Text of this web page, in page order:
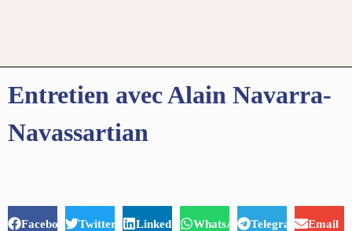
Entretien avec Alain Navarra-
Navassartian
Facebook Twitter LinkedIn WhatsApp Telegram Email